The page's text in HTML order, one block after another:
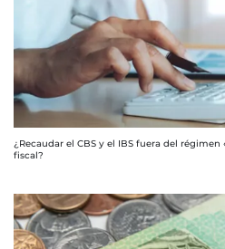
¿Recaudar el CBS y el IBS fuera del
fiscal?